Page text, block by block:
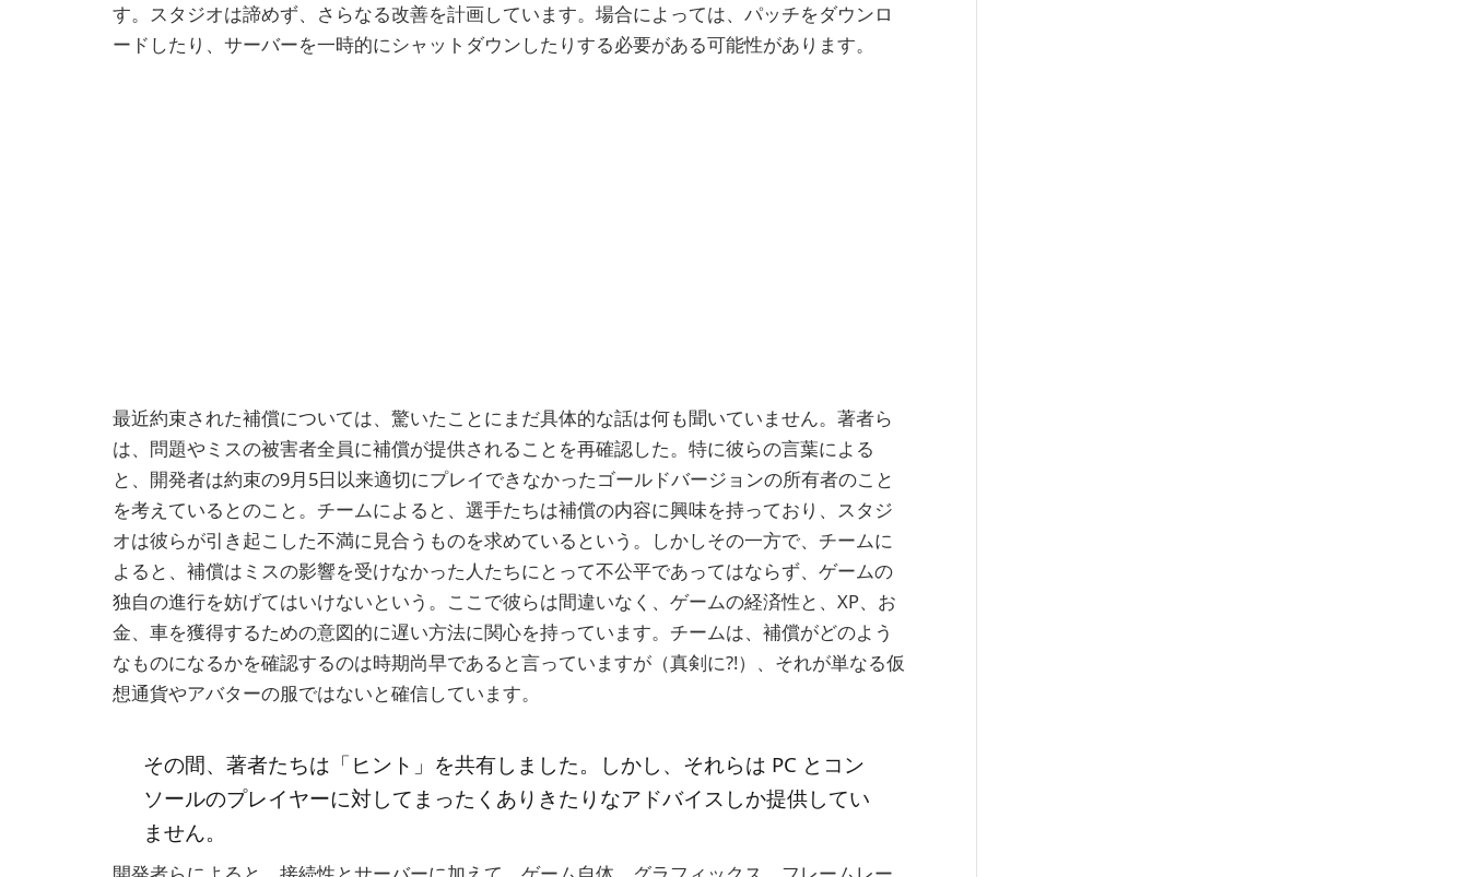
す。スタジオは諦めず、さらなる改善を計画しています。場合によっては、パッチをダウンロ
ードしたり、サーバーを一時的にシャットダウンしたりする必要がある可能性があります。
最近約束された補償については、驚いたことにまだ具体的な話は何も聞いていません。著者ら
は、問題やミスの被害者全員に補償が提供されることを再確認した。特に彼らの言葉による
と、開発者は約束の9月5日以来適切にプレイできなかったゴールドバージョンの所有者のこと
を考えているとのこと。チームによると、選手たちは補償の内容に興味を持っており、スタジ
オは彼らが引き起こした不満に見合うものを求めているという。しかしその一方で、チームに
よると、補償はミスの影響を受けなかった人たちにとって不公平であってはならず、ゲームの
独自の進行を妨げてはいけないという。ここで彼らは間違いなく、ゲームの経済性と、XP、お
金、車を獲得するための意図的に遅い方法に関心を持っています。チームは、補償がどのよう
なものになるかを確認するのは時期尚早であると言っていますが（真剣に?!）、それが単なる仮
想通貨やアバターの服ではないと確信しています。
その間、著者たちは「ヒント」を共有しました。しかし、それらは PC とコン
ソールのプレイヤーに対してまったくありきたりなアドバイスしか提供してい
ません。